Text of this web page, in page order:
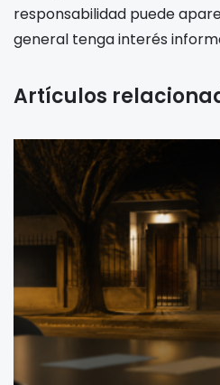
responsabilidad puede
general tenga interés
Artículos